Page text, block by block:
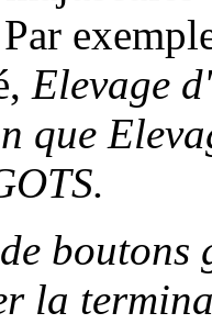
Elevage
que
.
boutons
la